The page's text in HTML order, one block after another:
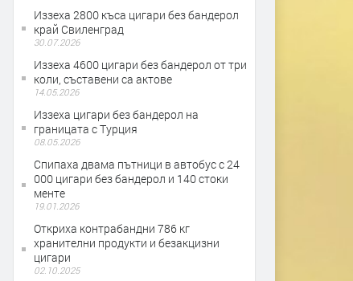
Иззеха 2800 къса цигари без бандерол
край Свиленград
30.07.2026
Иззеха 4600 цигари без бандерол от три
коли, съставени са актове
14.05.2026
Иззеха цигари без бандерол на
границата с Турция
08.05.2026
Спипаха двама пътници в автобус с 24
000 цигари без бандерол и 140 стоки
менте
19.01.2026
Откриха контрабандни 786 кг
хранителни продукти и безакцизни
цигари
02.10.2025